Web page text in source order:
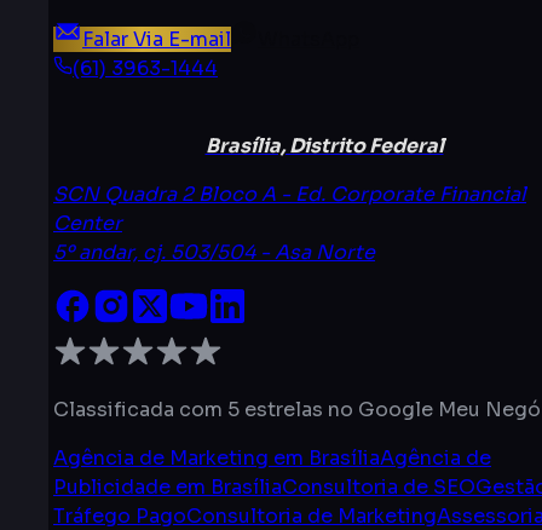
Falar Via E-mail
(61) 3963-1444
Brasília, Distrito Federal
SCN Quadra 2 Bloco A - Ed. Corporate Financial
Center
5º andar, cj. 503/504 - Asa Norte
Classificada com 5 estrelas no Google Meu
Agência de Marketing em BrasíliaAgência de
Publicidade em BrasíliaConsultoria de SEO
Tráfego PagoConsultoria de Marketing